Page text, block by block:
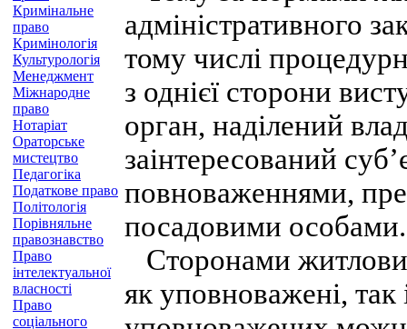
Кримінальне
право
Кримінологія
Культурологія
Менеджмент
Міжнародне
право
Нотаріат
Ораторське
мистецтво
Педагогіка
Податкове право
Політологія
Порівняльне
правознавство
Право
інтелектуальної
власності
Право
соціального
адміністративного
тому числі
з однієї сторони
орган, наділений
заінтересований
повноваженнями,
посадовими особами.
Сторонами
як уповноважені, так